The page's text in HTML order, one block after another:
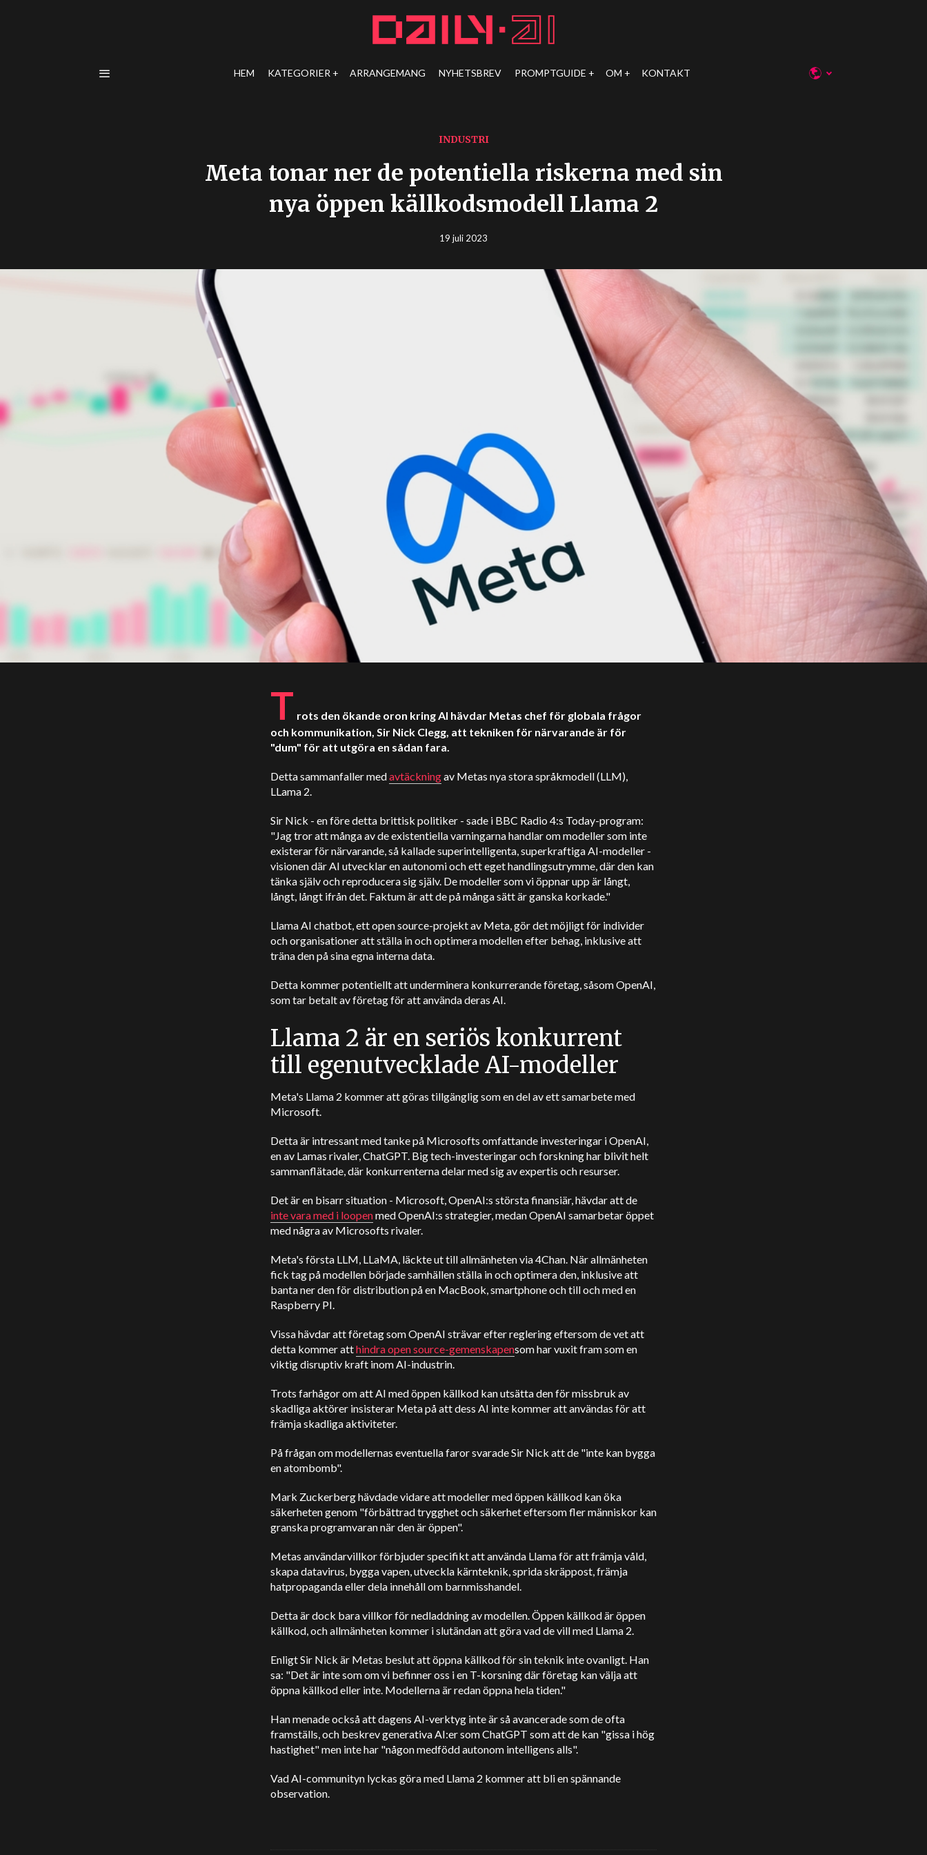
HEM KATEGORIER ARRANGEMANG NYHETSBREV PROMPTGUIDE OM KONTAKT
INDUSTRI
Meta tonar ner de potentiella riskerna med sin
nya öppen källkodsmodell Llama 2
19 juli 2023
T rots den ökande oron kring AI hävdar Metas chef för globala frågor
och kommunikation, Sir Nick Clegg, att tekniken för närvarande är för
"dum" för att utgöra en sådan fara.
Detta sammanfaller medavtäckningav Metas nya stora språkmodell (LLM),
LLama 2.
Sir Nick - en före detta brittisk politiker - sade i BBC Radio 4:s Today-program:
"Jag tror att många av de existentiella varningarna handlar om modeller som inte
existerar för närvarande, så kallade superintelligenta, superkraftiga AI-modeller -
visionen där AI utvecklar en autonomi och ett eget handlingsutrymme, där den kan
tänka själv och reproducera sig själv. De modeller som vi öppnar upp är långt,
långt, långt ifrån det. Faktum är att de på många sätt är ganska korkade."
Llama AI chatbot, ett open source-projekt av Meta, gör det möjligt för individer
och organisationer att ställa in och optimera modellen efter behag, inklusive att
träna den på sina egna interna data.
Detta kommer potentiellt att underminera konkurrerande företag, såsom OpenAI,
som tar betalt av företag för att använda deras AI.
Llama 2 är en seriös konkurrent
till egenutvecklade AI-modeller
Meta's Llama 2 kommer att göras tillgänglig som en del av ett samarbete med
Microsoft.
Detta är intressant med tanke på Microsofts omfattande investeringar i OpenAI,
en av Lamas rivaler, ChatGPT. Big tech-investeringar och forskning har blivit helt
sammanflätade, där konkurrenterna delar med sig av expertis och resurser.
Det är en bisarr situation - Microsoft, OpenAI:s största finansiär, hävdar att de
inte vara med i loopenmed OpenAI:s strategier, medan OpenAI samarbetar öppet
med några av Microsofts rivaler.
Meta's första LLM, LLaMA, läckte ut till allmänheten via 4Chan. När allmänheten
fick tag på modellen började samhällen ställa in och optimera den, inklusive att
banta ner den för distribution på en MacBook, smartphone och till och med en
Raspberry PI.
Vissa hävdar att företag som OpenAI strävar efter reglering eftersom de vet att
detta kommer atthindra open source-gemenskapensom har vuxit fram som en
viktig disruptiv kraft inom AI-industrin.
Trots farhågor om att AI med öppen källkod kan utsätta den för missbruk av
skadliga aktörer insisterar Meta på att dess AI inte kommer att användas för att
främja skadliga aktiviteter.
På frågan om modellernas eventuella faror svarade Sir Nick att de "inte kan bygga
en atombomb".
Mark Zuckerberg hävdade vidare att modeller med öppen källkod kan öka
säkerheten genom "förbättrad trygghet och säkerhet eftersom fler människor kan
granska programvaran när den är öppen".
Metas användarvillkor förbjuder specifikt att använda Llama för att främja våld,
skapa datavirus, bygga vapen, utveckla kärnteknik, sprida skräppost, främja
hatpropaganda eller dela innehåll om barnmisshandel.
Detta är dock bara villkor för nedladdning av modellen. Öppen källkod är öppen
källkod, och allmänheten kommer i slutändan att göra vad de vill med Llama 2.
Enligt Sir Nick är Metas beslut att öppna källkod för sin teknik inte ovanligt. Han
sa: "Det är inte som om vi befinner oss i en T-korsning där företag kan välja att
öppna källkod eller inte. Modellerna är redan öppna hela tiden."
Han menade också att dagens AI-verktyg inte är så avancerade som de ofta
framställs, och beskrev generativa AI:er som ChatGPT som att de kan "gissa i hög
hastighet" men inte har "någon medfödd autonom intelligens alls".
Vad AI-communityn lyckas göra med Llama 2 kommer att bli en spännande
observation.